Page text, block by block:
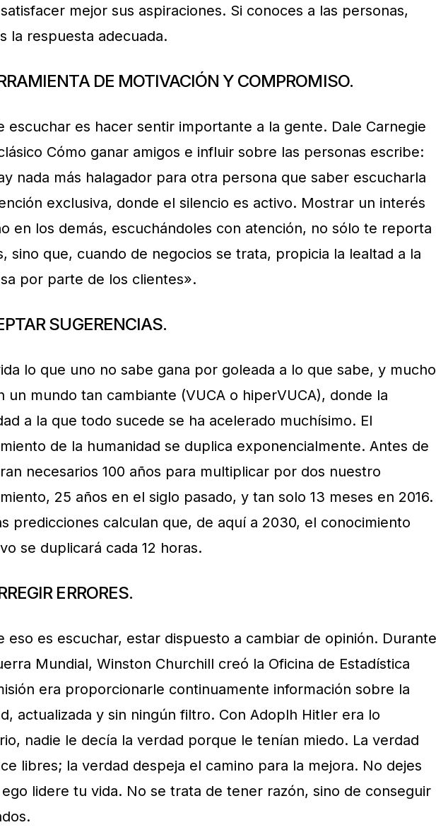
mejor sus aspiraciones. Si conoces a las personas,
la respuesta adecuada.
DE MOTIVACIÓN Y COMPROMISO.
escuchar es hacer sentir importante a la gente. Dale Carnegie
Cómo ganar amigos e influir sobre las personas escribe:
nada más halagador para otra persona que saber escucharla
exclusiva, donde el silencio es activo. Mostrar un interés
en los demás, escuchándoles con atención, no sólo te reporta
sino que, cuando de negocios se trata, propicia la lealtad a la
por parte de los clientes».
SUGERENCIAS.
lo que uno no sabe gana por goleada a lo que sabe, y mucho
un mundo tan cambiante (VUCA o hiperVUCA), donde la
a la que todo sucede se ha acelerado muchísimo. El
de la humanidad se duplica exponencialmente. Antes de
necesarios 100 años para multiplicar por dos nuestro
25 años en el siglo pasado, y tan solo 13 meses en 2016.
predicciones calculan que, de aquí a 2030, el conocimiento
se duplicará cada 12 horas.
ERRORES.
eso es escuchar, estar dispuesto a cambiar de opinión. Durante
Mundial, Winston Churchill creó la Oficina de Estadística
era proporcionarle continuamente información sobre la
actualizada y sin ningún filtro. Con Adoplh Hitler era lo
nadie le decía la verdad porque le tenían miedo. La verdad
libres; la verdad despeja el camino para la mejora. No dejes
lidere tu vida. No se trata de tener razón, sino de conseguir